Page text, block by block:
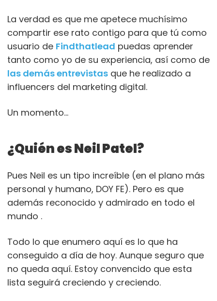
La verdad es que me apetece muchísimo
compartir ese rato contigo para que tú como
usuario de Findthatlead puedas aprender
tanto como yo de su experiencia, así como de
las demás entrevistas que he realizado a
influencers del marketing digital.
Un momento…
¿Quién es Neil Patel?
Pues Neil es un tipo increíble (en el plano más
personal y humano, DOY FE). Pero es que
además reconocido y admirado en todo el
mundo .
Todo lo que enumero aquí es lo que ha
conseguido a día de hoy. Aunque seguro que
no queda aquí. Estoy convencido que esta
lista seguirá creciendo y creciendo.